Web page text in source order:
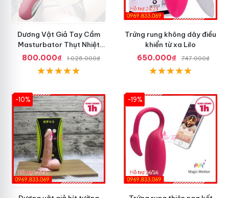
Dương Vật Giả Tay Cầm
Masturbator Thụt Nhiệt
Liếm Rung
800.000₫ 1.025.000₫
Trứng rung không dây điều
khiển từ xa Lilo
650.000₫
747.000₫
-10% -19%